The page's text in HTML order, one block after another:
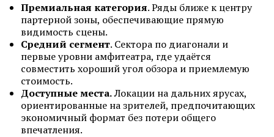
Премиальная категория. Ряды ближе к центру
партерной зоны, обеспечивающие прямую
видимость сцены.
Средний сегмент. Сектора по диагонали и
первые уровни амфитеатра, где удаётся
совместить хороший угол обзора и приемлемую
стоимость.
Доступные места.Локации на дальних ярусах,
ориентированные на зрителей, предпочитающих
экономичный формат без потери общего
впечатления.